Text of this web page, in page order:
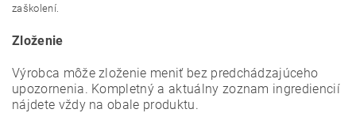
zaškolení.
Zloženie
Výrobca môže zloženie meniť bez predchádzajúceho
upozornenia. Kompletný a aktuálny zoznam ingrediencií
nájdete vždy na obale produktu.